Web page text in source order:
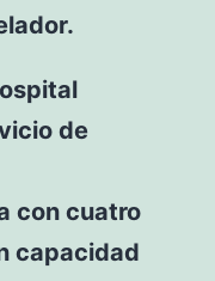
de
con cuatro
capacidad